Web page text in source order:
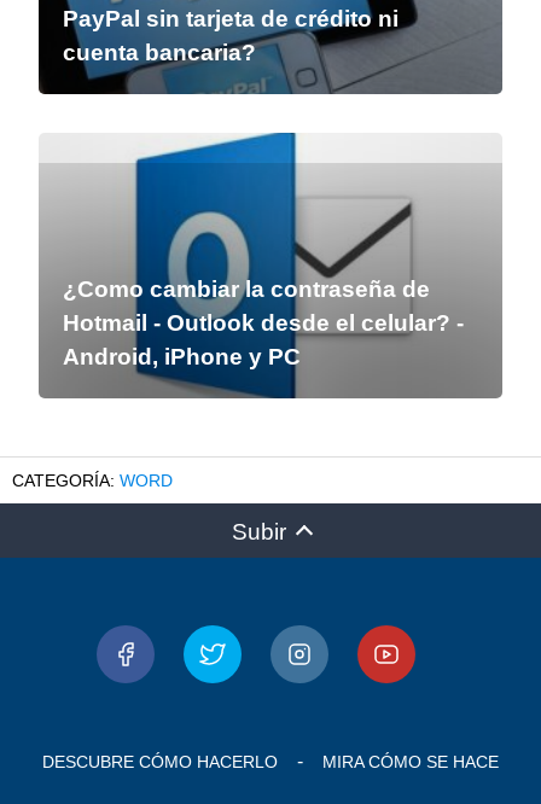
PayPal sin tarjeta de crédito ni
cuenta bancaria?
¿Como cambiar la contraseña de
Hotmail - Outlook desde el celular? -
Android, iPhone y PC
WORD
Subir
DESCUBRE CÓMO HACERLO MIRA CÓMO SE HACE